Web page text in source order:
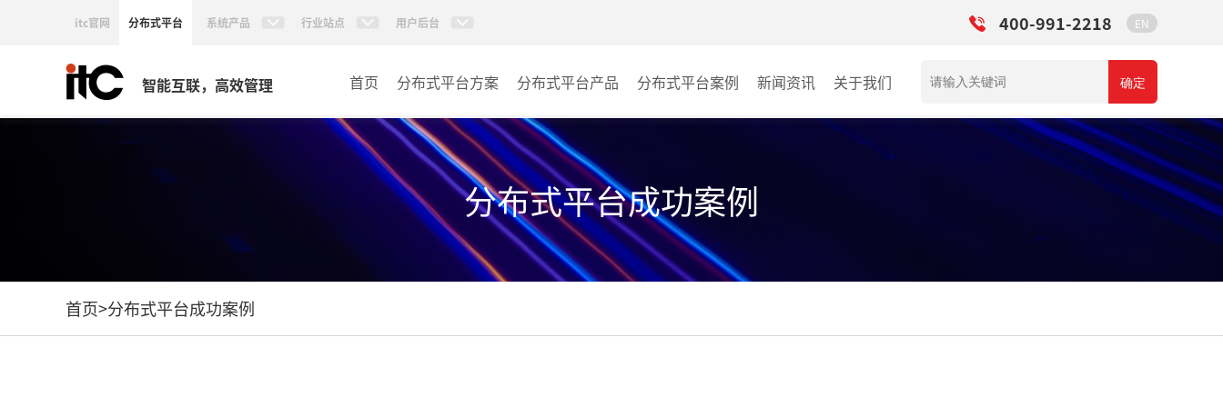
itc官网 分布式平台 系统产品 行业站点 用户后台 400-991-2218 EN
智能互联，高效管理 首页 分布式平台方案 分布式平台产品
AI智慧分布式系统
KVM坐席管理系统
分布式平台案例
报告厅
监控中心
城市大脑
新闻资讯 关于我们 确定
分布式平台成功案例
首页>分布式平台成功案例